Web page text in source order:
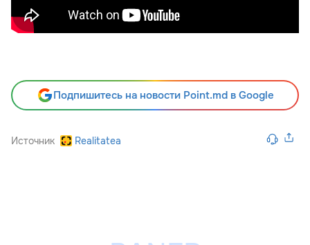
Подпишитесь на новости Point.md в Google
Источник Realitatea